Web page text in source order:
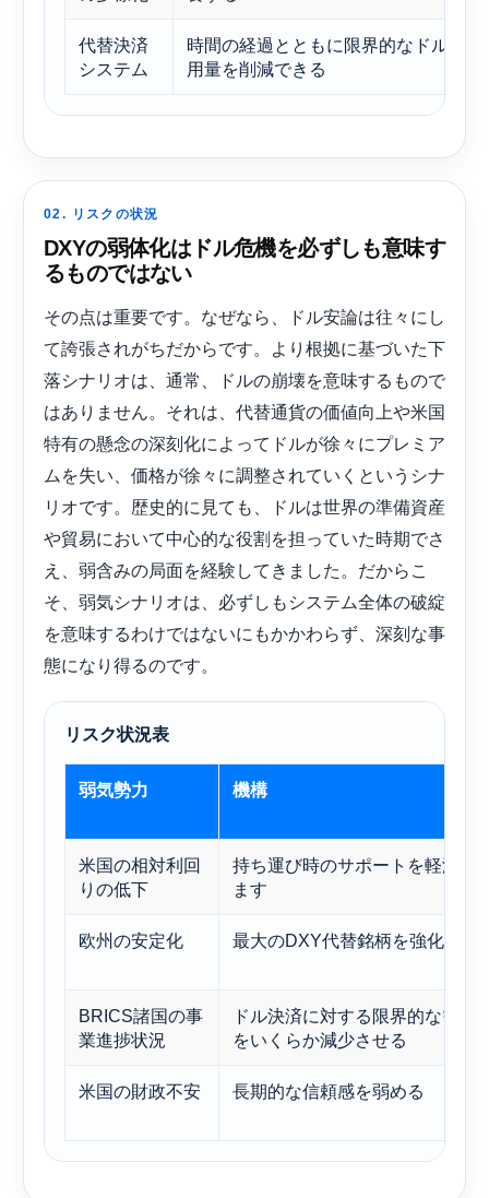
代替決済
システム
時間の経過とともに限界的なドル使
用量を削減できる
02. リスクの状況
DXYの弱体化はドル危機を必ずしも意味す
るものではない
その点は重要です。なぜなら、ドル安論は往々にし
て誇張されがちだからです。より根拠に基づいた下
落シナリオは、通常、ドルの崩壊を意味するもので
はありません。それは、代替通貨の価値向上や米国
特有の懸念の深刻化によってドルが徐々にプレミア
ムを失い、価格が徐々に調整されていくというシナ
リオです。歴史的に見ても、ドルは世界の準備資産
や貿易において中心的な役割を担っていた時期でさ
え、弱含みの局面を経験してきました。だからこ
そ、弱気シナリオは、必ずしもシステム全体の破綻
を意味するわけではないにもかかわらず、深刻な事
態になり得るのです。
リスク状況表
弱気勢力 機構
米国の相対利回
りの低下
持ち運び時のサポートを軽減し
ます
欧州の安定化 最大のDXY代替銘柄を強化する
BRICS諸国の事
業進捗状況
ドル決済に対する限界的な需要
をいくらか減少させる
米国の財政不安 長期的な信頼感を弱める